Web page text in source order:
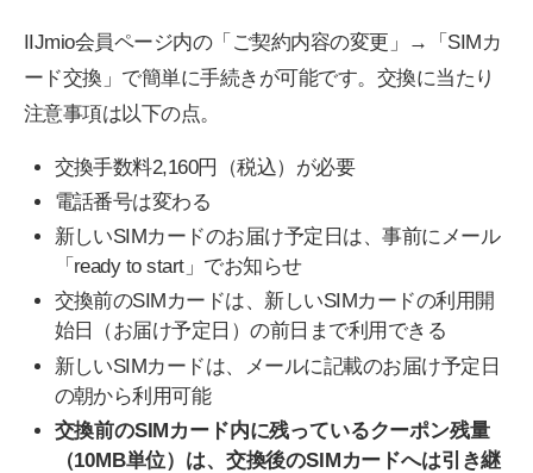
IIJmio会員ページ内の「ご契約内容の変更」→「SIMカ
ード交換」で簡単に手続きが可能です。交換に当たり
注意事項は以下の点。
交換手数料2,160円（税込）が必要
電話番号は変わる
新しいSIMカードのお届け予定日は、事前にメール
「ready to start」でお知らせ
交換前のSIMカードは、新しいSIMカードの利用開
始日（お届け予定日）の前日まで利用できる
新しいSIMカードは、メールに記載のお届け予定日
の朝から利用可能
交換前のSIMカード内に残っているクーポン残量
（10MB単位）は、交換後のSIMカードへは引き継